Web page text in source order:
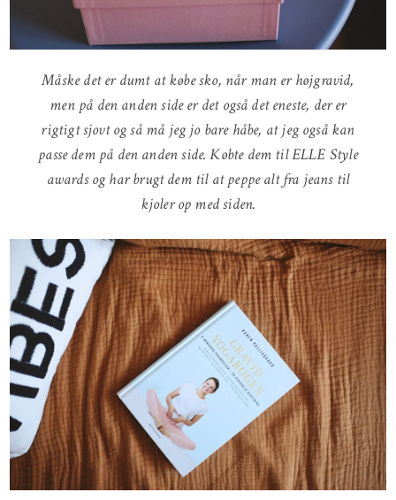
Måske det er dumt at købe sko, når man er højgravid,
men på den anden side er det også det eneste, der er
rigtigt sjovt og så må jeg jo bare håbe, at jeg også kan
passe dem på den anden side. Købte dem til ELLE Style
awards og har brugt dem til at peppe alt fra jeans til
kjoler op med siden.